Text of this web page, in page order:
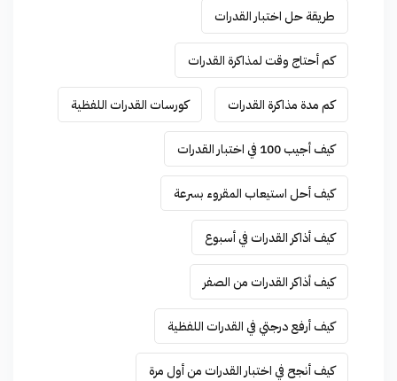
طريقة حل اختبار القدرات
كم أحتاج وقت لمذاكرة القدرات
كم مدة مذاكرة القدرات كورسات القدرات اللفظية
كيف أجيب 100 في اختبار القدرات
كيف أحل استيعاب المقروء بسرعة
كيف أذاكر القدرات في أسبوع
كيف أذاكر القدرات من الصفر
كيف أرفع درجتي في القدرات اللفظية
كيف أنجح في اختبار القدرات من أول مرة